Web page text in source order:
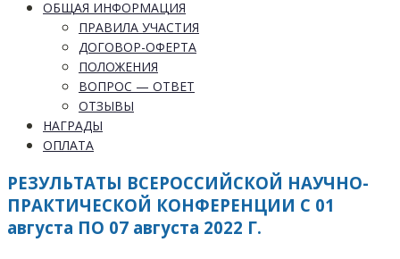
ОБЩАЯ ИНФОРМАЦИЯ
ПРАВИЛА УЧАСТИЯ
ДОГОВОР-ОФЕРТА
ПОЛОЖЕНИЯ
ВОПРОС — ОТВЕТ
ОТЗЫВЫ
НАГРАДЫ
ОПЛАТА
РЕЗУЛЬТАТЫ ВСЕРОССИЙСКОЙ НАУЧНО-
ПРАКТИЧЕСКОЙ КОНФЕРЕНЦИИ С 01
августа ПО 07 августа 2022 Г.